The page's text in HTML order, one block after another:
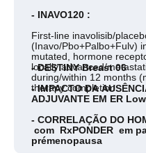
- INAVO120 :
First-line inavolisib/
(Inavo/Pbo+Palbo+Fulv)
mutated, hormone
locally advanced/
during/within 12 months
therapy completion
- DESTINY Breast 06
- IMPACTO DA
ADJUVANTE EM ER Low
- CORRELAÇÃO DO
com RxPONDER em
prémenopausa